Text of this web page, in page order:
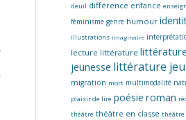
deuil différence enfance
féminisme genre humour
illustrations imaginaire
lecture littérature
jeunesse littérature
migration mort multimodalité
plaisir de lire poésie roman
théâtre théâtre en classe théâtre